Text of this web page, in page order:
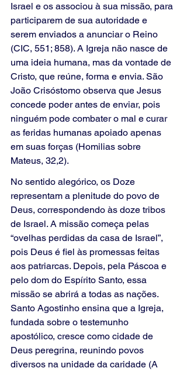
Israel e os associou à sua missão, para
participarem de sua autoridade e
serem enviados a anunciar o Reino
(CIC, 551; 858). A Igreja não nasce de
uma ideia humana, mas da vontade de
Cristo, que reúne, forma e envia. São
João Crisóstomo observa que Jesus
concede poder antes de enviar, pois
ninguém pode combater o mal e curar
as feridas humanas apoiado apenas
em suas forças (Homilias sobre
Mateus, 32,2).
No sentido alegórico, os Doze
representam a plenitude do povo de
Deus, correspondendo às doze tribos
de Israel. A missão começa pelas
“ovelhas perdidas da casa de Israel”,
pois Deus é fiel às promessas feitas
aos patriarcas. Depois, pela Páscoa e
pelo dom do Espírito Santo, essa
missão se abrirá a todas as nações.
Santo Agostinho ensina que a Igreja,
fundada sobre o testemunho
apostólico, cresce como cidade de
Deus peregrina, reunindo povos
diversos na unidade da caridade (A